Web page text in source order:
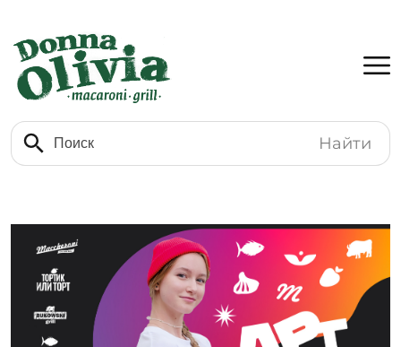
Найти